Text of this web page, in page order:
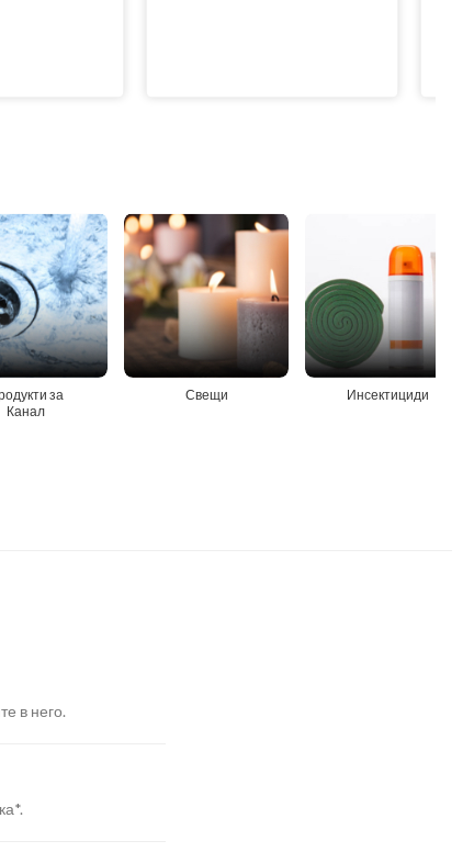
за
Канал
Свещи Инсектициди
в него.